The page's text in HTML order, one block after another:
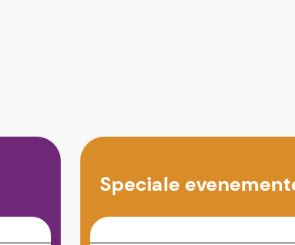
Speciale